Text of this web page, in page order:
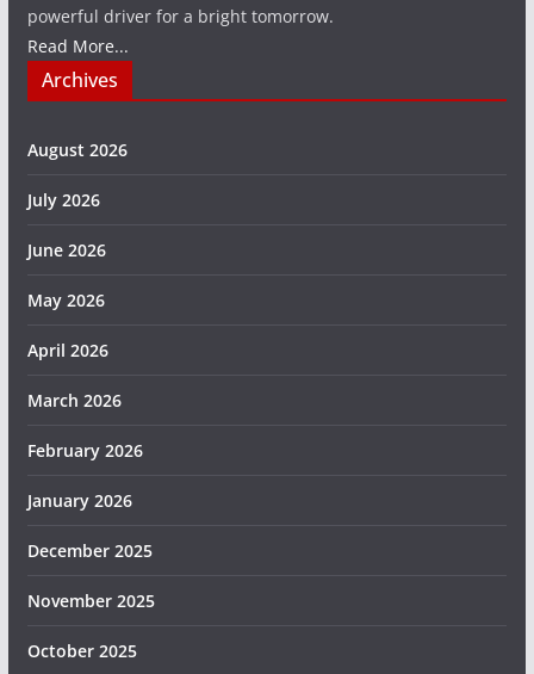
powerful driver for a bright tomorrow.
Read More...
Archives
August 2026
July 2026
June 2026
May 2026
April 2026
March 2026
February 2026
January 2026
December 2025
November 2025
October 2025